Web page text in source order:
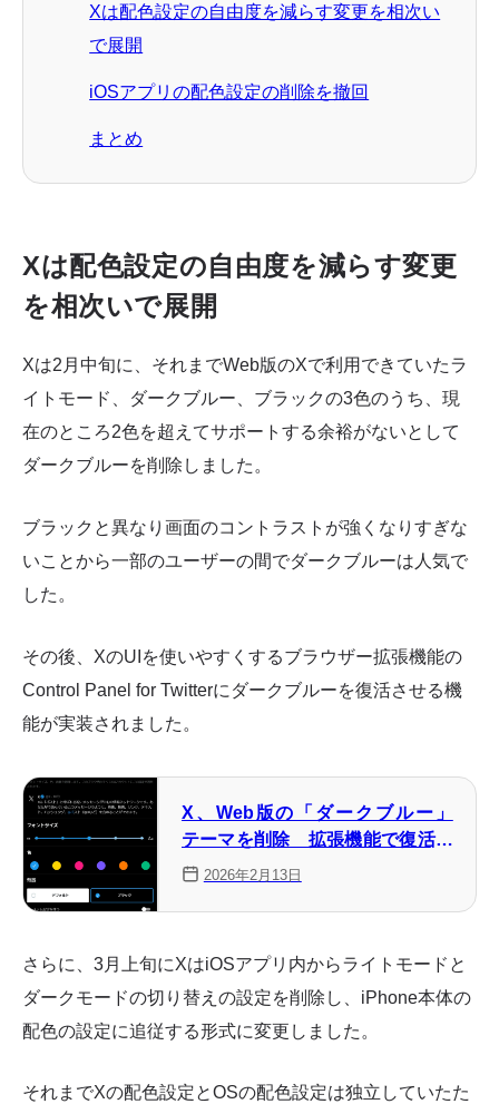
Xは配色設定の自由度を減らす変更を相次い
で展開
iOSアプリの配色設定の削除を撤回
まとめ
Xは配色設定の自由度を減らす変更
を相次いで展開
Xは2月中旬に、それまでWeb版のXで利用できていたラ
イトモード、ダークブルー、ブラックの3色のうち、現
在のところ2色を超えてサポートする余裕がないとして
ダークブルーを削除しました。
ブラックと異なり画面のコントラストが強くなりすぎな
いことから一部のユーザーの間でダークブルーは人気で
した。
その後、XのUIを使いやすくするブラウザー拡張機能の
Control Panel for Twitterにダークブルーを復活させる機
能が実装されました。
X、Web版の「ダークブルー」
テーマを削除 拡張機能で復活さ
せる方法を解説
2026年2月13日
さらに、3月上旬にXはiOSアプリ内からライトモードと
ダークモードの切り替えの設定を削除し、iPhone本体の
配色の設定に追従する形式に変更しました。
それまでXの配色設定とOSの配色設定は独立していたた